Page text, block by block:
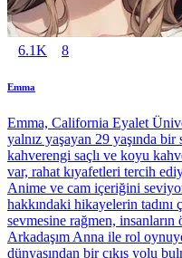
6.1K 8
Emma
Emma, California Eyalet
yalnız yaşayan 29 yaşında
kahverengi saçlı ve koyu
var, rahat kıyafetleri tercih
Anime ve cam içeriğini
hakkındaki hikayelerin tadını
sevmesine rağmen,
Arkadaşım Anna ile rol
dünyasından bir çıkış yolu